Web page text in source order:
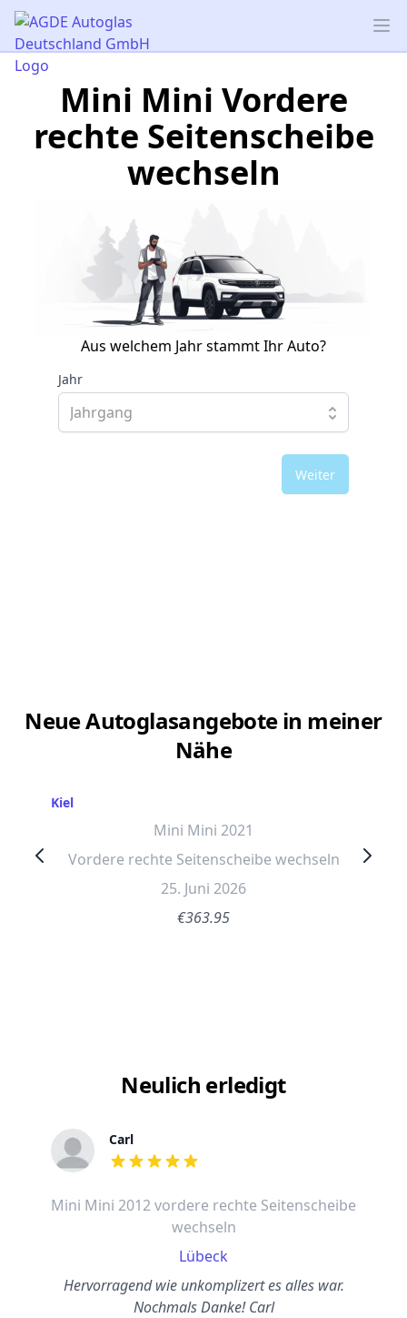
AGDE Autoglas Deutschland GmbH
Mini Mini Vordere
rechte Seitenscheibe
wechseln
Aus welchem Jahr stammt Ihr Auto?
Jahr
Weiter
Neue Autoglasangebote in meiner
Nähe
Kiel
Mini Mini 2021
Vordere rechte Seitenscheibe wechseln
25. Juni 2026
€363.95
Neulich erledigt
Carl
out of 5 stars
Mini Mini 2012 vordere rechte Seitenscheibe
wechseln
Lübeck
Hervorragend wie unkomplizert es alles war.
Nochmals Danke! Carl